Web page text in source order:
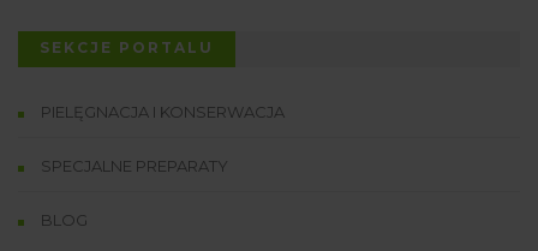
SEKCJE PORTALU
PIELĘGNACJA I KONSERWACJA
SPECJALNE PREPARATY
BLOG